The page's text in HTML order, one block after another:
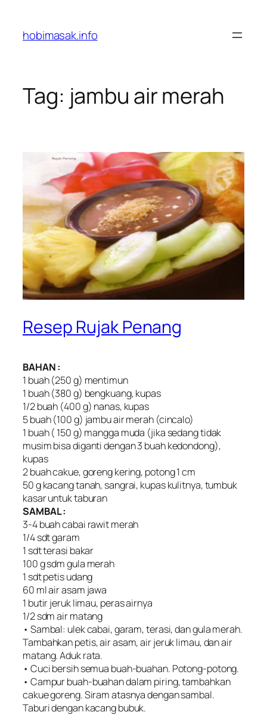
content
hobimasak.info
Tag: jambu air merah
Resep Rujak Penang
BAHAN :
1 buah (250 g) mentimun
1 buah (380 g) bengkuang, kupas
1/2 buah (400 g) nanas, kupas
5 buah (100 g) jambu air merah (cincalo)
1 buah ( 150 g) mangga muda (jika sedang tidak
musim bisa diganti dengan 3 buah kedondong),
kupas
2 buah cakue, goreng kering, potong 1 cm
50 g kacang tanah, sangrai, kupas kulitnya, tumbuk
kasar untuk taburan
SAMBAL :
3-4 buah cabai rawit merah
1/4 sdt garam
1 sdt terasi bakar
100 g sdm gula merah
1 sdt petis udang
60 ml air asam jawa
1 butir jeruk limau, peras airnya
1/2 sdm air matang
• Sambal: ulek cabai, garam, terasi, dan gula merah.
Tambahkan petis, air asam, air jeruk limau, dan air
matang. Aduk rata.
• Cuci bersih semua buah-buahan. Potong-potong.
• Campur buah-buahan dalam piring, tambahkan
cakue goreng. Siram atasnya dengan sambal.
Taburi dengan kacang bubuk.